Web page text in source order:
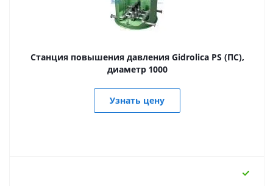
Станция повышения давления Gidrolica PS (ПС),
диаметр 1000
Узнать цену